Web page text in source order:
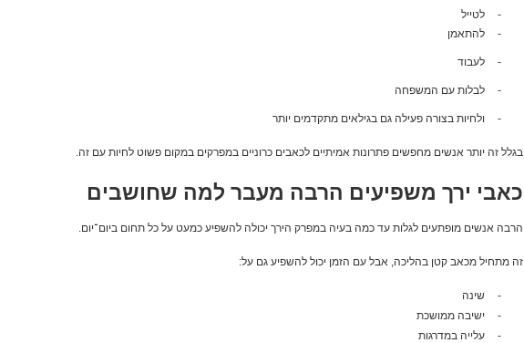
-
לטייל
-
להתאמן
- לעבוד
- לבלות עם המשפחה
- ולחיות בצורה פעילה גם בגילאים מתקדמים יותר
בגלל זה יותר אנשים מחפשים פתרונות אמיתיים לכאבים כרוניים במפרקים במקום פשוט לחיות עם זה.
כאבי ירך משפיעים הרבה מעבר למה שחושבים
הרבה אנשים מופתעים לגלות עד כמה בעיה במפרק הירך יכולה להשפיע כמעט על כל תחום ביום־יום.
זה מתחיל מכאב קטן בהליכה, אבל עם הזמן יכול להשפיע גם על:
-
שינה
-
ישיבה ממושכת
-
עלייה במדרגות